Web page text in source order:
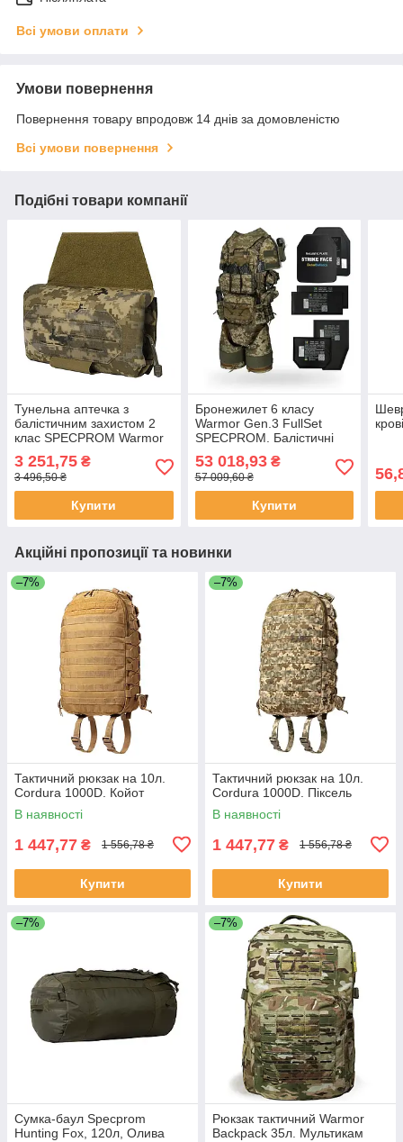
Всі умови оплати
Умови повернення
Повернення товару впродовж 14 днів за домовленістю
Всі умови повернення
Подібні товари компанії
Тунельна аптечка з
балістичним захистом 2
клас SPECPROM Warmor
3 251,75 ₴
3 496,50 ₴
Купити
Бронежилет 6 класу
Warmor Gen.3 FullSet
SPECPROM. Балістичні
(ММ14)
53 018,93₴
57 009,60 ₴
Купити
Акційні пропозиції та новинки
–7%
Тактичний рюкзак на 10л.
Cordura 1000D. Койот
В наявності
1 447,77 ₴ 1 556,78 ₴
Купити
–7%
Тактичний рюкзак на 10л.
Cordura 1000D. Піксель
В наявності
1 447,77 ₴ 1 556,78 ₴
Купити
–7%
Сумка-баул Specprom
Hunting Fox, 120л, Олива
–7%
Рюкзак тактичний Warmor
Backpack 35л. Мультикам